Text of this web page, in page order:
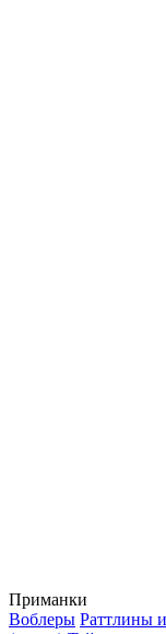
Приманки
Воблеры Раттлины